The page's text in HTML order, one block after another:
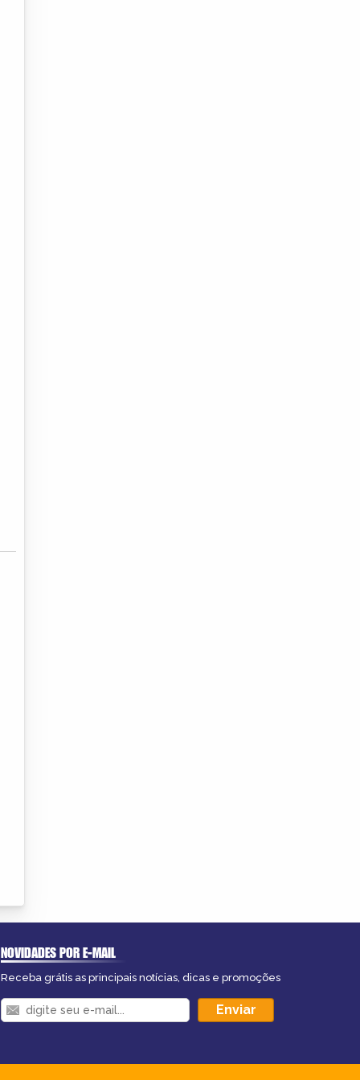
NOVIDADES POR E-MAIL
Receba grátis as principais notícias, dicas e promoções